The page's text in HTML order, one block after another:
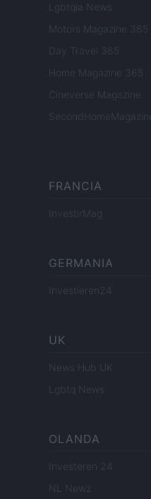
Lgbtqia News
Motors Magazine 365
Day Travel 365
Home Magazine 365
Cineverse Magazine
SecondHomeMagazine
FRANCIA
InvestirMag
GERMANIA
Investieren24
UK
News Hub UK
Lgbtq News
OLANDA
Investeren 24
NL Newz